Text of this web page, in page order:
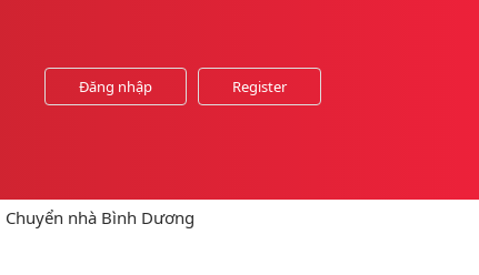
Đăng nhập Register
Chuyển nhà Bình Dương